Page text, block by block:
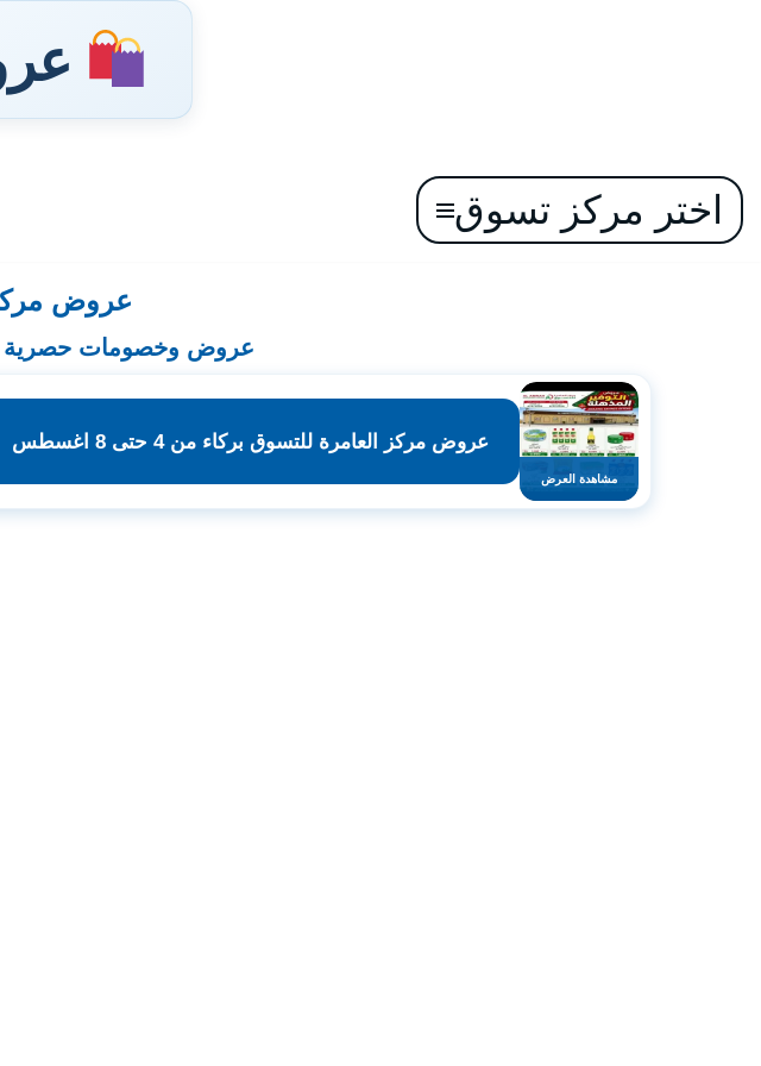
تخطىاختر مركز تسوق
عروض
عروض وخصومات حصرية
مشاهدة العرض
عروض مركز العامرة للتسوق بركاء من 4 حتى 8 اغسطس